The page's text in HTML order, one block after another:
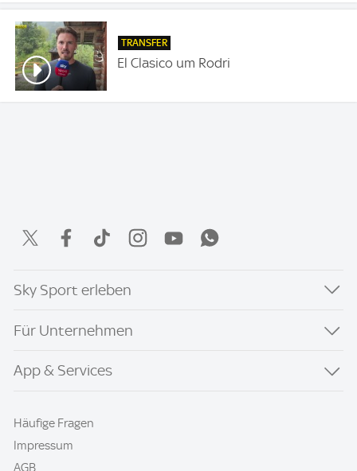
TRANSFER
El Clasico um Rodri
Sky Sport erleben
Für Unternehmen
App & Services
Häufige Fragen
Impressum
AGB